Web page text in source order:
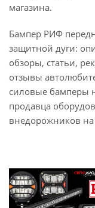
магазина.
Бампер РИФ
защитной дуги:
обзоры, статьи,
отзывы
силовые бамперы
продавца
внедорожников на